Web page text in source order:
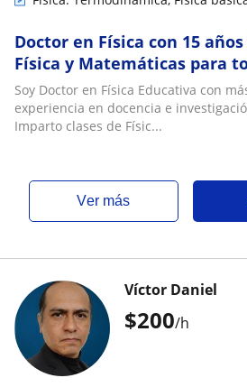
Doctor en Física con 15
Física y Matemáticas para
Soy Doctor en Física Educativa con
experiencia en docencia e
Imparto clases de Físic...
ver más
$200/h
Víctor Daniel